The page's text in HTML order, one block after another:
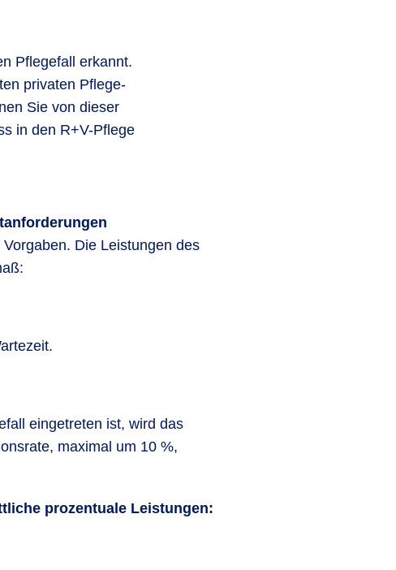
Pflegefall erkannt.
privaten Pflege-
Sie von dieser
in den R+V-Pflege
Die Leistungen des
eingetreten ist, wird das
maximal um 10 %,
prozentuale Leistungen: